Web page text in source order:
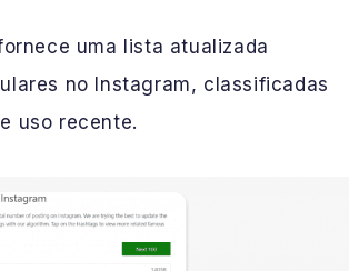
uma lista atualizada
no Instagram, classificadas
uso recente.